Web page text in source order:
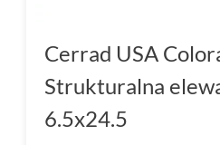
Cerrad USA
Strukturalna
6.5x24.5